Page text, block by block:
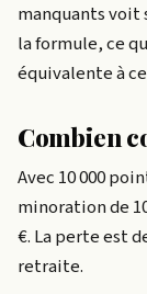
manquants voit
la formule, ce
équivalente à
Combien
Avec 10 000
minoration de
€. La perte est
retraite.